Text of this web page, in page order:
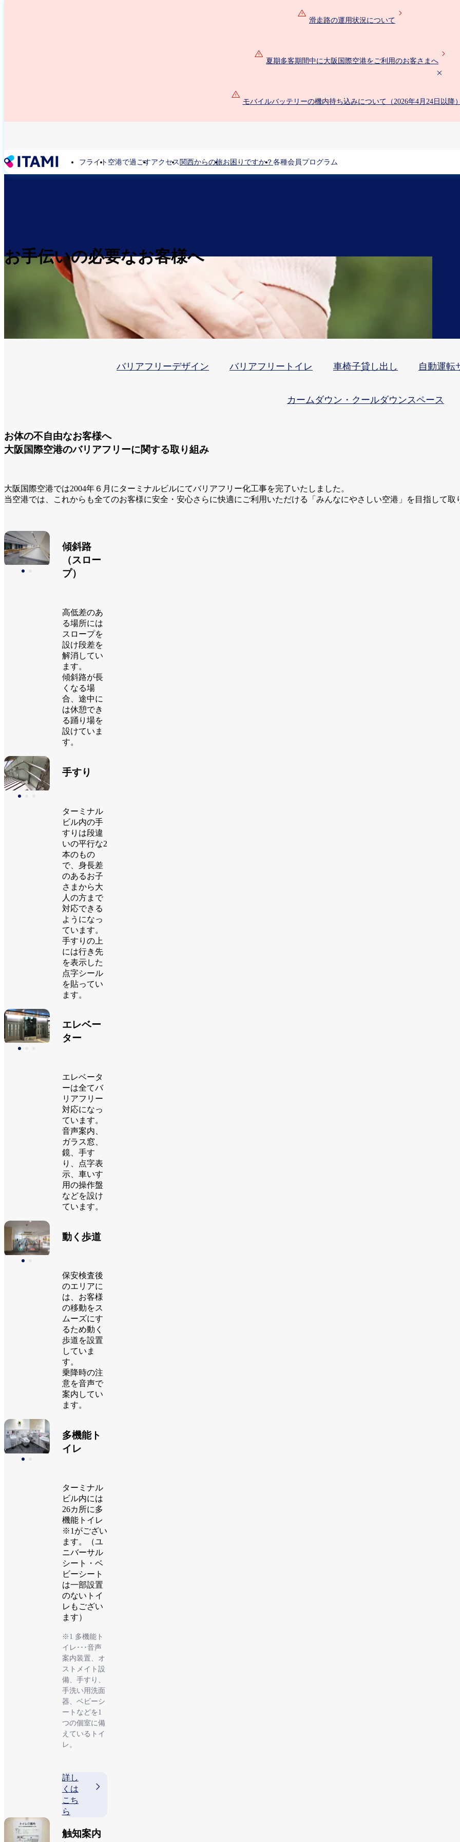
滑走路の運用状況について
夏期多客期間中に大阪国際空港をご利用のお客さまへ
モバイルバッテリーの機内持ち込みについて（2026年4月24日以降）
フライト 空港で過ごすアクセス 関西からの旅お困りですか？ 各種会員プログラム
お手伝いの必要なお客様へ
バリアフリーデザイン バリアフリートイレ 車椅子貸し出し 自動運転
カームダウン・クールダウンスペース
お体の不自由なお客様へ
大阪国際空港のバリアフリーに関する取り組み
大阪国際空港では2004年６月にターミナルビルにてバリアフリー化工事を完了いたしました。
当空港では、これからも全てのお客様に安全・安心さらに快適にご利用いただける「みんなにやさしい空港」を目指して取
傾斜路
（スロー
プ）
高低差のあ
る場所には
スロープを
設け段差を
解消してい
ます。
傾斜路が長
くなる場
合、途中に
は休憩でき
る踊り場を
設けていま
す。
手すり
ターミナル
ビル内の手
すりは段違
いの平行な2
本のもの
で、身長差
のあるお子
さまから大
人の方まで
対応できる
ようになっ
ています。
手すりの上
には行き先
を表示した
点字シール
を貼ってい
ます。
エレベー
ター
エレベータ
ーは全てバ
リアフリー
対応になっ
ています。
音声案内、
ガラス窓、
鏡、手す
り、点字表
示、車いす
用の操作盤
などを設け
ています。
動く歩道
保安検査後
のエリアに
は、お客様
の移動をス
ムーズにす
るため動く
歩道を設置
していま
す。
乗降時の注
意を音声で
案内してい
ます。
多機能ト
イレ
ターミナル
ビル内には
26カ所に多
機能トイレ
※1がござい
ます。（ユ
ニバーサル
シート・ベ
ビーシート
は一部設置
のないトイ
レもござい
ます）
※1 多機能ト
イレ･･･音声
案内装置、オ
ストメイト設
備、手すり、
手洗い用洗面
器、ベビーシ
ートなどを1
つの個室に備
えているトイ
レ。
詳し
くは
こち
ら
触知案内